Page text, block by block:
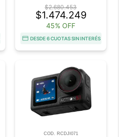
$2.680.453
$1.474.249
45% OFF
DESDE 6 CUOTAS SIN INTERÉS
COD. RCDJI071